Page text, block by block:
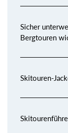
Sicher
Bergtouren
Skitouren-